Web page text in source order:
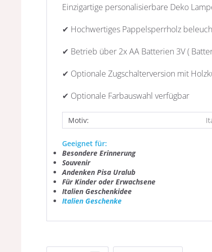
Einzigartige personalisierbare Deko
✔ Hochwertiges Pappelsperrholz
✔ Betrieb über 2x AA Batterien 3V (
✔ Optionale Zugschalterversion mit
✔ Optionale Farbauswahl verfügbar
Motiv:
Geeignet für:
Besondere Erinnerung
Souvenir
Andenken Pisa Uralub
Für Kinder oder Erwachsene
Italien Geschenkidee
Italien Geschenke